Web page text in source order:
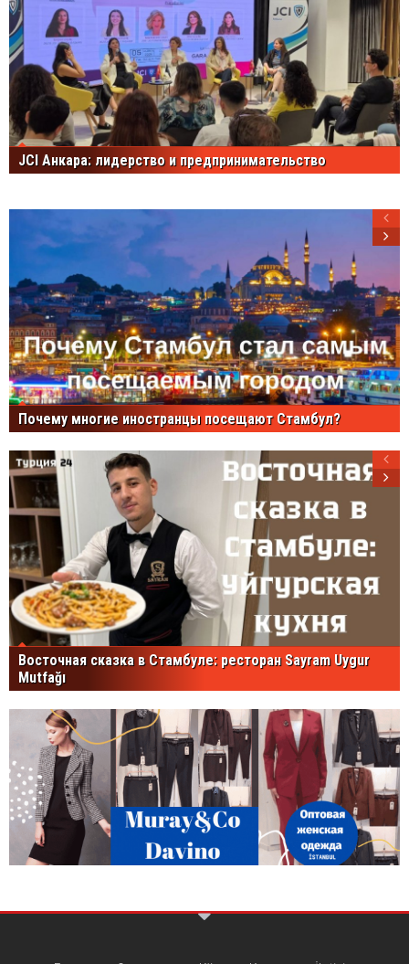
JCI Анкара: лидерство и предпринимательство
Почему многие иностранцы посещают Стамбул?
Восточная сказка в Стамбуле: ресторан Sayram Uygur
Mutfağı